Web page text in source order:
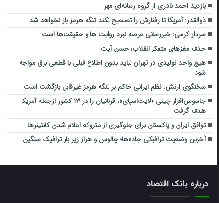
بازدید احمد نادری از گروه رسانه‌ای مهر
ذوالقدر: آمریکا تا رفتارش را تصحیح نکند تنگه هرمز باز نخواهد شد
سردار کرمی: خبررسانی عرصه نبرد روایت ها و حقیقت‌ها است
حذف مغزهای متفکر انقلاب؛ حسن آیت
هیچ واحد تولیدی در تهران نباید بدون اطلاع قبلی با قطعی برق مواجه
شود
سخنگوی ارتش: نظم ایرانی حاکم بر تنگه هرمز غیرقابل بازگشت است
جاسوس‌افزار چینی «لایت‌اسپای»، قربانیان را در ۱۳ کشور ازجمله آمریکا
هدف گرفت
توافق ایران و پاکستان برای جلوگیری از متروکه اعلام شدن کانتینرها
آخرین وضعیت ترافیکی جاده‌ها؛ چالوس و هراز زیر بار ترافیک سنگین
درباره بانک اقتصاد